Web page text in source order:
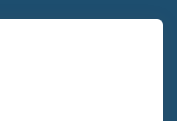
d’optimiser son investissement